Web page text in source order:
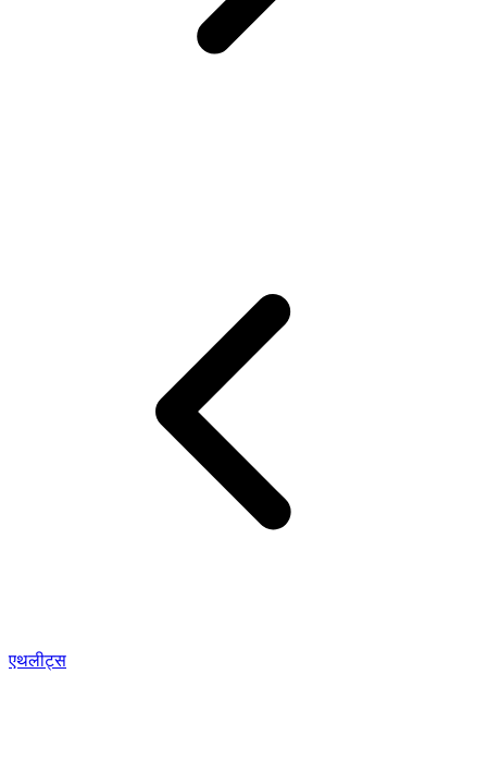
एथलीट्स